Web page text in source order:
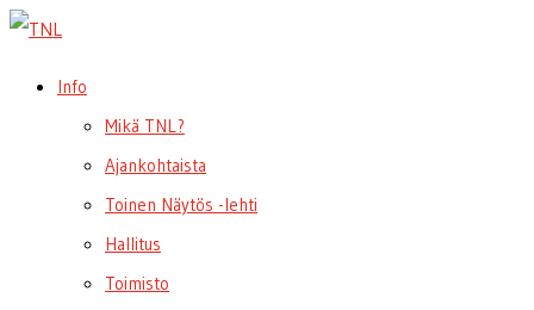
Info
Mikä TNL?
Ajankohtaista
Toinen Näytös -lehti
Hallitus
Toimisto